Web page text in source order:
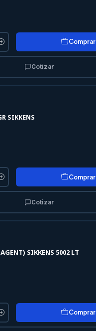
Comprar
Cotizar
SIKKENS
Comprar
Cotizar
SIKKENS 5002 LT
Comprar